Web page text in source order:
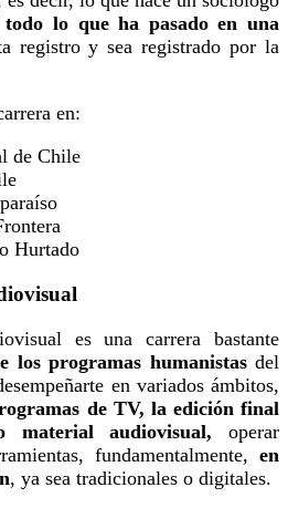
lo que ha pasado en una
registro y sea registrado por la
en:
de Chile
Hurtado
es una carrera bastante
los programas humanistasdel
en variados ámbitos,
de TV, la edición final
material audiovisual, operar
fundamentalmente, en
, ya sea tradicionales o digitales.